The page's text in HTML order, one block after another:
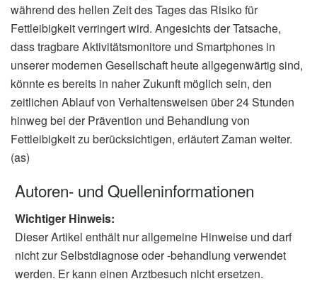
während des hellen Zeit des Tages das Risiko für
Fettleibigkeit verringert wird. Angesichts der Tatsache,
dass tragbare Aktivitätsmonitore und Smartphones in
unserer modernen Gesellschaft heute allgegenwärtig sind,
könnte es bereits in naher Zukunft möglich sein, den
zeitlichen Ablauf von Verhaltensweisen über 24 Stunden
hinweg bei der Prävention und Behandlung von
Fettleibigkeit zu berücksichtigen, erläutert Zaman weiter.
(as)
Autoren- und Quelleninformationen
Wichtiger Hinweis:
Dieser Artikel enthält nur allgemeine Hinweise und darf
nicht zur Selbstdiagnose oder -behandlung verwendet
werden. Er kann einen Arztbesuch nicht ersetzen.